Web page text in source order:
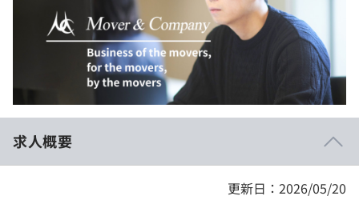
個人向けプラン
法人向けプラン
学校向けプラン
契約内容・クーポン
求人概要
更新日：2026/05/20